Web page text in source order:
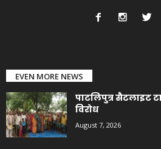
EVEN MORE NEWS
पाटलिपुत्र सैटलाइट
विरोध
August 7, 2026